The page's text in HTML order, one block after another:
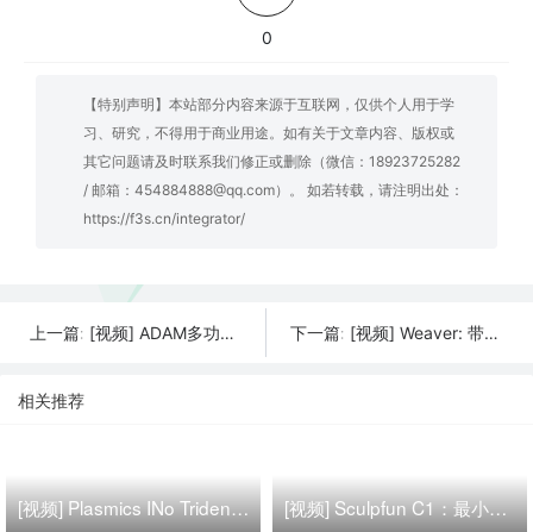
0
【特别声明】本站部分内容来源于互联网，仅供个人用于学
习、研究，不得用于商业用途。如有关于文章内容、版权或
其它问题请及时联系我们修正或删除（微信：18923725282
/ 邮箱：454884888@qq.com）。 如若转载，请注明出处：
https://f3s.cn/integrator/
上一篇: [视频] ADAM多功能一体3D打印机: 打印、扫描、激光、研磨 下一篇: [视频] Weaver: 带F-theta镜头的专业SLA激光3D打印机
相关推荐
[视频] Plasmics INo Trident – 世界上第一个感应喷嘴 [视频] Sculpfun C1：最小巧的迷你激光雕刻机 150x130mm 精准雕刻